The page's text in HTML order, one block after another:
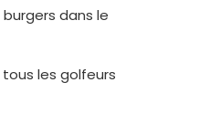
dans le
les golfeurs